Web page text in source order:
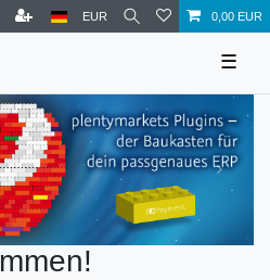
EUR 0,00 EUR
☰